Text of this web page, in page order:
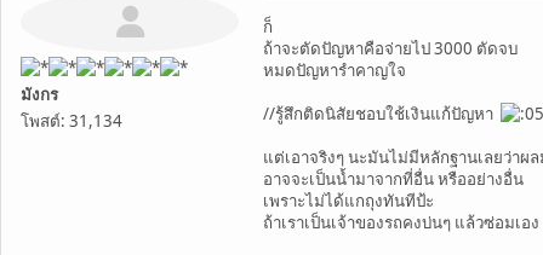
มังกร
โพสต์: 31,134
ก็
ถ้าจะตัดปัญหาคือจ่ายไป 3000 ตัดจบ
หมดปัญหารำคาญใจ
//รู้สึกติดนิสัยชอบใช้เงินแก้ปัญหา
แต่เอาจริงๆ นะมันไม่มีหลักฐานเลยว่าผ
อาจจะเป็นน้ำมาจากที่อื่น หรืออย่างอื่น
เพราะไม่ได้แกถุงทันทีป้ะ
ถ้าเราเป็นเจ้าของรถคงบ่นๆ แล้วซ่อมเอง